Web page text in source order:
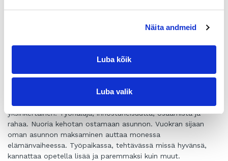
Näita andmeid
Luba kõik
Luba valik
Pudasjärveläisen Profin oy:n tarina on huikea. Mikko Haapala
peräkärryä, ja tuli sen seurauksena ostaneeksi pääosan
osaaminen sai firman kehittymään huimasti, ja kuudessa
vuodessa menestystä hankkinut yritys liittyi osaksi alansa
yksinkertainen. Työhaluja, innostuneisuutta, osaamista ja
rahaa. Nuoria kehotan ostamaan asunnon. Vuokran sijaan
oman asunnon maksaminen auttaa monessa
elämänvaiheessa. Työpaikassa, tehtävässä missä hyvänsä,
kannattaa opetella lisää ja paremmaksi kuin muut.